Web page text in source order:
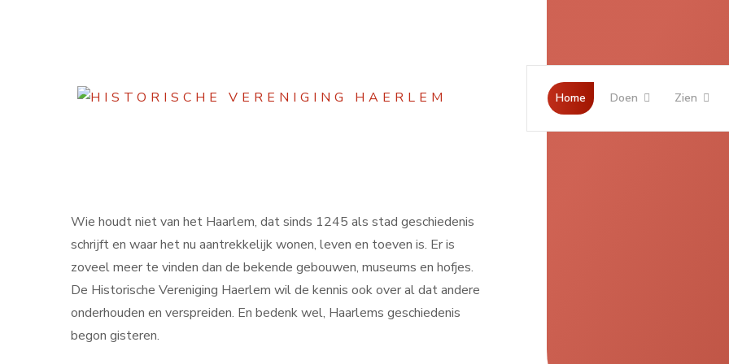
Home Doen Zien
Wie houdt niet van het Haarlem, dat sinds 1245 als stad geschiedenis
schrijft en waar het nu aantrekkelijk wonen, leven en toeven is. Er is
zoveel meer te vinden dan de bekende gebouwen, museums en hofjes.
De Historische Vereniging Haerlem wil de kennis ook over al dat andere
onderhouden en verspreiden. En bedenk wel, Haarlems geschiedenis
begon gisteren.